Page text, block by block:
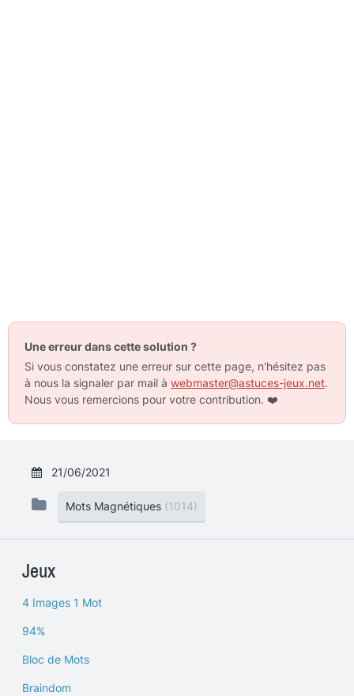
Une erreur dans cette solution ?
Si vous constatez une erreur sur cette page, n'hésitez pas
à nous la signaler par mail à webmaster@astuces-jeux.net.
Nous vous remercions pour votre contribution. ❤️
21/06/2021
Mots Magnétiques (1014)
Jeux
4 Images 1 Mot
94%
Bloc de Mots
Braindom